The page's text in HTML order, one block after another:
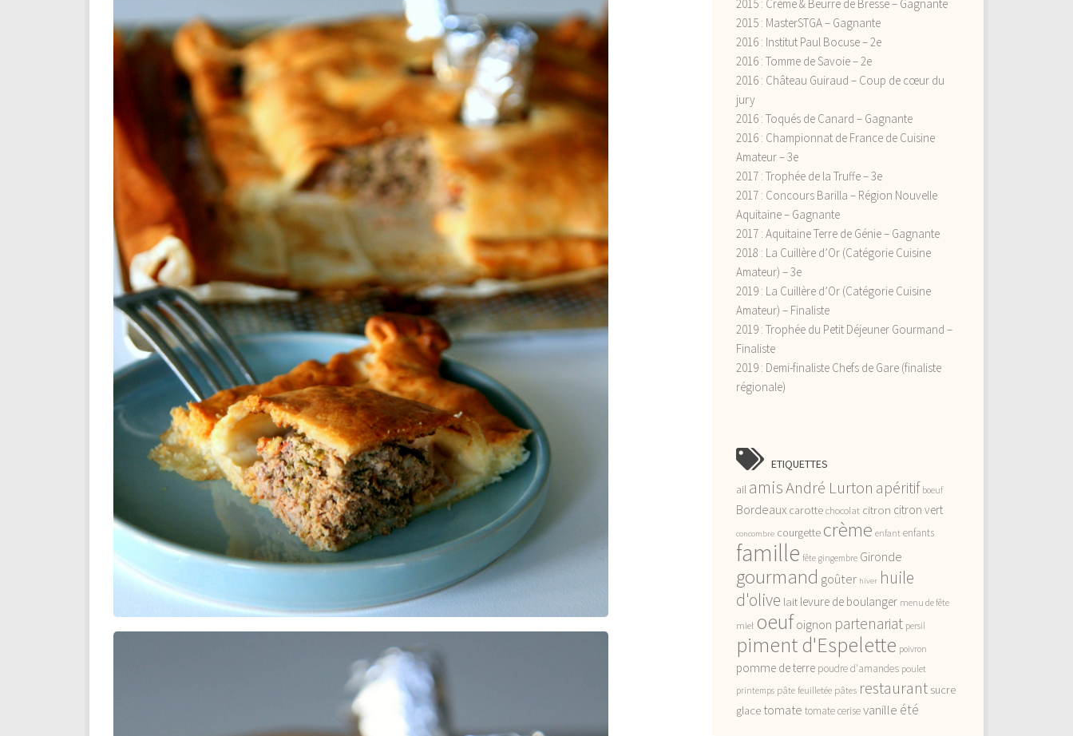
2015 : Crème & Beurre de Bresse – Gagnante
2015 : MasterSTGA – Gagnante
2016 : Institut Paul Bocuse – 2e
2016 : Tomme de Savoie – 2e
2016 : Château Guiraud – Coup de cœur du
jury
2016 : Toqués de Canard – Gagnante
2016 : Championnat de France de Cuisine
Amateur – 3e
2017 : Trophée de la Truffe – 3e
2017 : Concours Barilla – Région Nouvelle
Aquitaine – Gagnante
2017 : Aquitaine Terre de Génie – Gagnante
2018 : La Cuillère d’Or (Catégorie Cuisine
Amateur) – 3e
2019 : La Cuillère d’Or (Catégorie Cuisine
Amateur) – Finaliste
2019 : Trophée du Petit Déjeuner Gourmand –
Finaliste
2019 : Demi-finaliste Chefs de Gare (finaliste
régionale)
ETIQUETTES
ail amisAndré Lurton apéritif boeuf
Bordeaux carottechocolat citron citron vert
concombre courgette crème enfant enfants
famille fête gingembre Gironde
gourmand goûter hiver huile
d'olive lait levure de boulanger menu de fête
miel oeuf oignon partenariat persil
piment d'Espelette poivron
pomme de terre poudre d'amandes poulet
printemps pâte feuilletée pâtes restaurant sucre
glace tomate tomate cerisevanille été